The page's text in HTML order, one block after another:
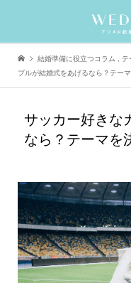
結婚準備に役立つコラム テ
プルが結婚式をあげるなら？テー
サッカー好きな
なら？テーマを